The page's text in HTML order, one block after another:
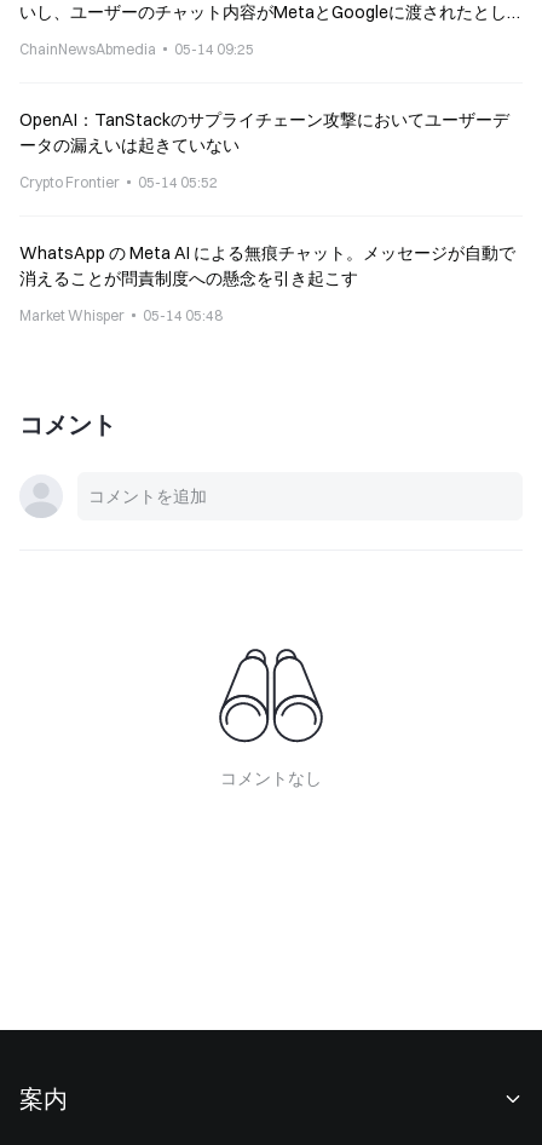
いし、ユーザーのチャット内容がMetaとGoogleに渡されたとし
ChainNewsAbmedia 05-14 09:25
OpenAI：TanStackのサプライチェーン攻撃においてユーザーデ
ータの漏えいは起きていない
Crypto Frontier 05-14 05:52
WhatsApp の Meta AI による無痕チャット。メッセージが自動で
消えることが問責制度への懸念を引き起こす
Market Whisper 05-14 05:48
コメント
コメントなし
案内